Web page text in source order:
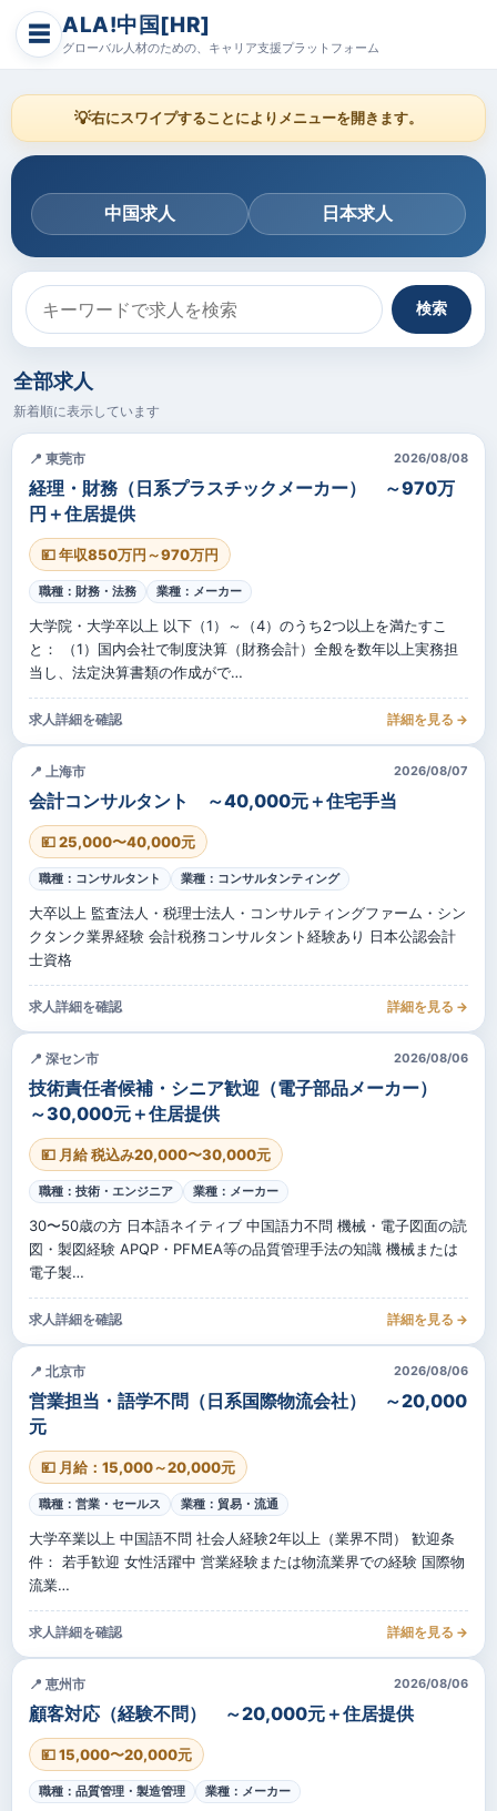
☰ ALA!中国[HR]
グローバル人材のための、キャリア支援プラットフォーム
💡右にスワイプすることによりメニューを開きます。
中国求人 日本求人
検索
全部求人
新着順に表示しています
📍 東莞市 2026/08/08
経理・財務（日系プラスチックメーカー） ～970万
円＋住居提供
💴 年収850万円～970万円
職種：財務・法務 業種：メーカー
大学院・大学卒以上 以下（1）～（4）のうち2つ以上を満たすこ
と： （1）国内会社で制度決算（財務会計）全般を数年以上実務担
当し、法定決算書類の作成がで…
求人詳細を確認 詳細を見る →
📍 上海市 2026/08/07
会計コンサルタント ～40,000元＋住宅手当
💴 25,000〜40,000元
職種：コンサルタント 業種：コンサルタンティング
大卒以上 監査法人・税理士法人・コンサルティングファーム・シン
クタンク業界経験 会計税務コンサルタント経験あり 日本公認会計
士資格
求人詳細を確認 詳細を見る →
📍 深セン市 2026/08/06
技術責任者候補・シニア歓迎（電子部品メーカー）
～30,000元＋住居提供
💴 月給 税込み20,000〜30,000元
職種：技術・エンジニア 業種：メーカー
30〜50歳の方 日本語ネイティブ 中国語力不問 機械・電子図面の読
図・製図経験 APQP・PFMEA等の品質管理手法の知識 機械または
電子製…
求人詳細を確認 詳細を見る →
📍 北京市 2026/08/06
営業担当・語学不問（日系国際物流会社） ～20,000
元
💴 月給：15,000～20,000元
職種：営業・セールス 業種：貿易・流通
大学卒業以上 中国語不問 社会人経験2年以上（業界不問） 歓迎条
件： 若手歓迎 女性活躍中 営業経験または物流業界での経験 国際物
流業…
求人詳細を確認 詳細を見る →
📍 恵州市 2026/08/06
顧客対応（経験不問） ～20,000元＋住居提供
💴 15,000〜20,000元
職種：品質管理・製造管理 業種：メーカー